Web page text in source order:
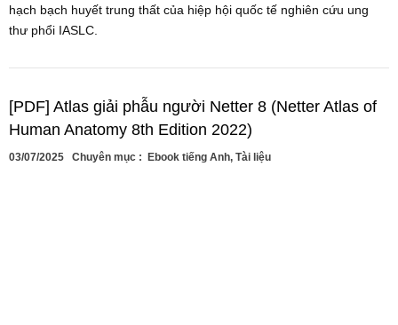
hạch bạch huyết trung thất của hiệp hội quốc tế nghiên cứu ung
thư phổi IASLC.
[PDF] Atlas giải phẫu người Netter 8 (Netter Atlas of
Human Anatomy 8th Edition 2022)
03/07/2025 Chuyên mục : Ebook tiếng Anh, Tài liệu